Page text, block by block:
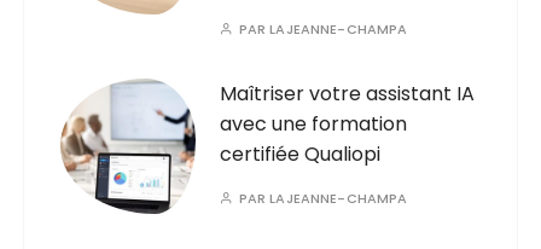
PARLAJEANNE-CHAMPA
Maîtriser votre assistant IA
avec une formation
certifiée Qualiopi
PARLAJEANNE-CHAMPA